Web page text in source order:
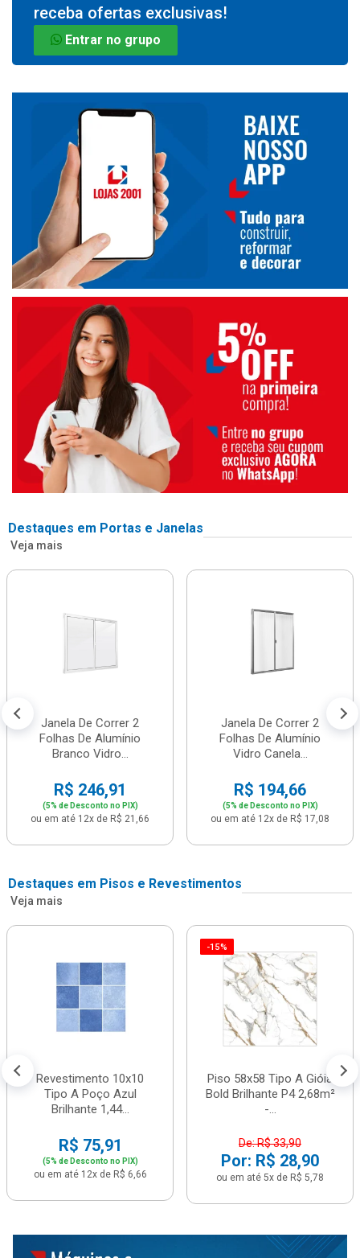
receba ofertas exclusivas!
Entrar no grupo
Destaques em Portas e Janelas
Veja mais
Janela De Correr 2
Folhas De Alumínio
Branco Vidro...
R$ 246,91
(5% de Desconto no PIX)
ou em até 12x de R$ 21,66
Janela De Correr 2
Folhas De Alumínio
Vidro Canela...
R$ 194,66
(5% de Desconto no PIX)
ou em até 12x de R$ 17,08
Destaques em Pisos e Revestimentos
Veja mais
Revestimento 10x10
Tipo A Poço Azul
Brilhante 1,44...
R$ 75,91
(5% de Desconto no PIX)
ou em até 12x de R$ 6,66
-15%
Piso 58x58 Tipo A Gióia
Bold Brilhante P4 2,68m²
-...
De: R$ 33,90
Por: R$ 28,90
ou em até 5x de R$ 5,78